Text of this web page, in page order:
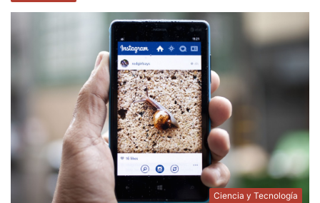
Ciencia y Tecnología